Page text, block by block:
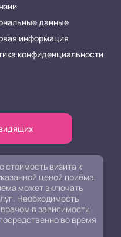
данные
информация
конфиденциальности
визита к
ценой приёма.
может включать
Необходимость
в зависимости
во время